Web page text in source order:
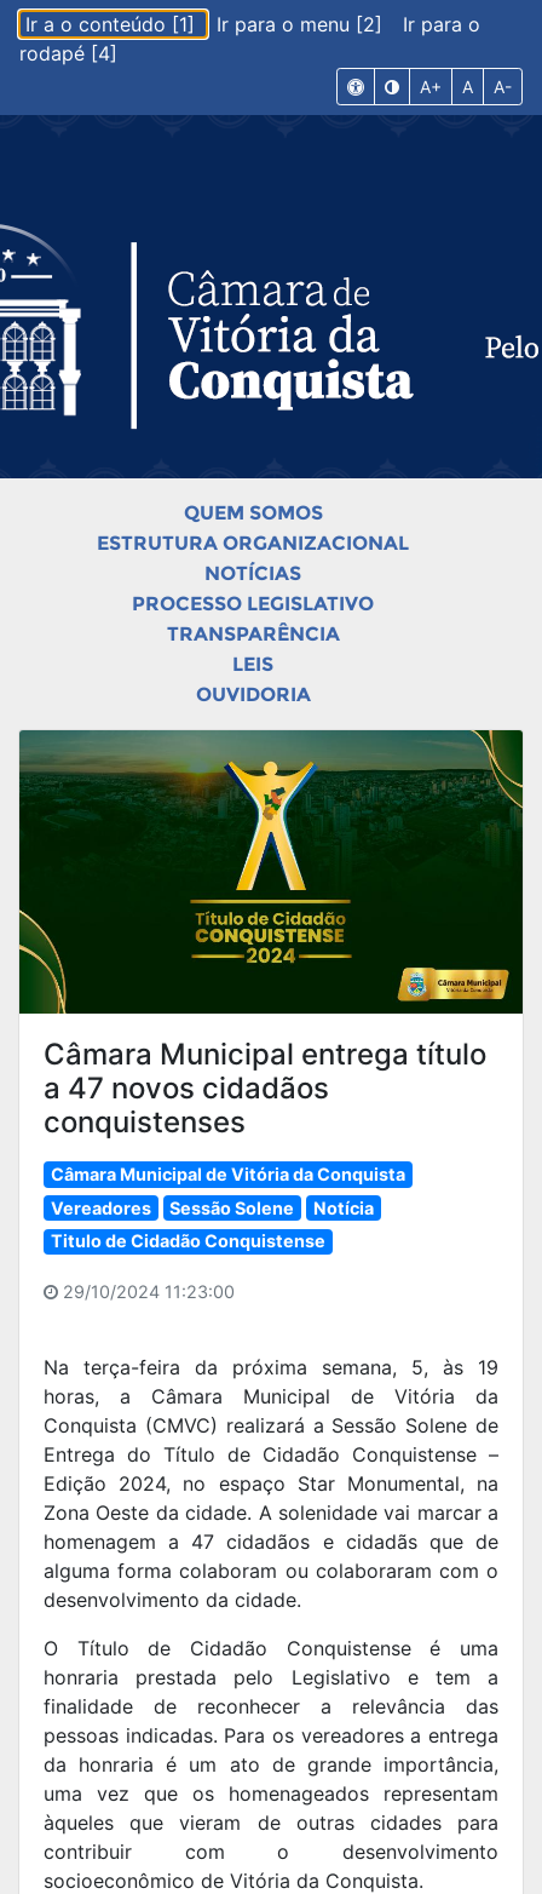
Ir a o conteúdo [1] Ir para o menu [2]
Ir para o
rodapé [4]
A+ A A-
QUEM SOMOS
ESTRUTURA ORGANIZACIONAL
NOTÍCIAS
PROCESSO LEGISLATIVO
TRANSPARÊNCIA
LEIS
OUVIDORIA
Câmara Municipal entrega título
a 47 novos cidadãos
conquistenses
Câmara Municipal de Vitória da Conquista
Vereadores
Sessão Solene
Notícia
Titulo de Cidadão Conquistense
29/10/2024 11:23:00
Na terça-feira da próxima semana, 5, às 19
horas, a Câmara Municipal de Vitória da
Conquista (CMVC) realizará a Sessão Solene de
Entrega do Título de Cidadão Conquistense –
Edição 2024, no espaço Star Monumental, na
Zona Oeste da cidade. A solenidade vai marcar a
homenagem a 47 cidadãos e cidadãs que de
alguma forma colaboram ou colaboraram com o
desenvolvimento da cidade.
O Título de Cidadão Conquistense é uma
honraria prestada pelo Legislativo e tem a
finalidade de reconhecer a relevância das
pessoas indicadas. Para os vereadores a entrega
da honraria é um ato de grande importância,
uma vez que os homenageados representam
àqueles que vieram de outras cidades para
contribuir com o desenvolvimento
socioeconômico de Vitória da Conquista.